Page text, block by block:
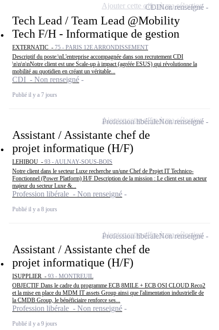
Tech Lead / Team Lead @Mobility
Tech F/H - Informatique de gestion
EXTERNATIC - 75 - PARIS 12E ARRONDISSEMENT
Descriptif du poste:\nL'entreprise accompagnée dans son recrutement CDI
\n\n\n\nNotre client est une Scale-up à impact (agréée ESUS) qui révolutionne la
mobilité au quotidien en créant un véritable...
CDI - Non renseigné
Publié il y a 7 jours
CDINon renseigné
Ajouter cette offre à ma sélection
Assistant / Assistante chef de
projet informatique (H/F)
LEHIBOU - 93 - AULNAY-SOUS-BOIS
Notre client dans le secteur Luxe recherche un/une Chef de Projet IT Technico-
Fonctionnel (Power Platform) H/F Description de la mission : Le client est un acteur
majeur du secteur Luxe &...
Profession libérale - Non renseigné
Publié il y a 8 jours
Profession libéraleNon renseigné
Ajouter cette offre à ma sélection
Assistant / Assistante chef de
projet informatique (H/F)
ISUPPLIER - 93 - MONTREUIL
OBJECTIF Dans le cadre du programme ECB 8MILE + ECB OSI CLOUD Reco2
et la mise en place du MDM IT assets Group ainsi que l'alimentation industrielle de
la CMDB Group, le bénéficiaire renforce ses...
Profession libérale - Non renseigné
Publié il y a 9 jours
Profession libéraleNon renseigné
Ajouter cette offre à ma sélection